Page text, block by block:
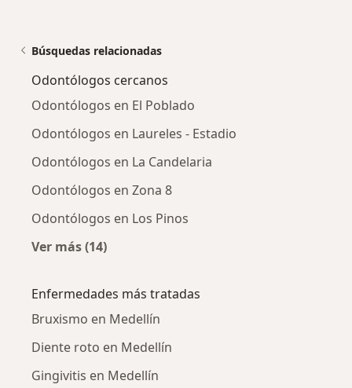
Búsquedas relacionadas
Odontólogos cercanos
Odontólogos en El Poblado
Odontólogos en Laureles - Estadio
Odontólogos en La Candelaria
Odontólogos en Zona 8
Odontólogos en Los Pinos
Ver más (14)
Enfermedades más tratadas
Bruxismo en Medellín
Diente roto en Medellín
Gingivitis en Medellín